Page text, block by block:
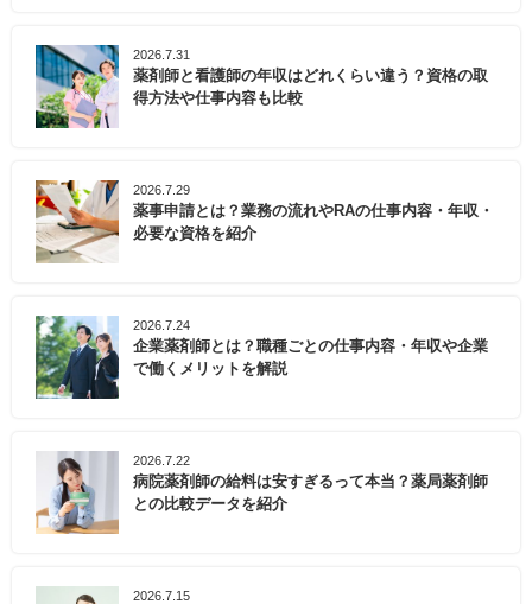
2026.7.31
薬剤師と看護師の年収はどれくらい違う？資格の取
得方法や仕事内容も比較
2026.7.29
薬事申請とは？業務の流れやRAの仕事内容・年収・
必要な資格を紹介
2026.7.24
企業薬剤師とは？職種ごとの仕事内容・年収や企業
で働くメリットを解説
2026.7.22
病院薬剤師の給料は安すぎるって本当？薬局薬剤師
との比較データを紹介
2026.7.15